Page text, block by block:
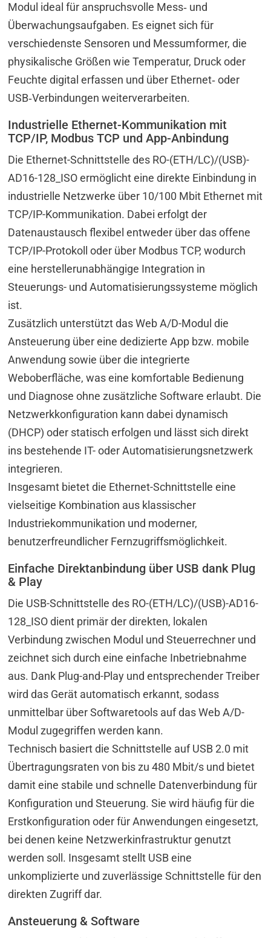
Modul ideal für anspruchsvolle Mess‑ und
Überwachungsaufgaben. Es eignet sich für
verschiedenste Sensoren und Messumformer, die
physikalische Größen wie Temperatur, Druck oder
Feuchte digital erfassen und über Ethernet‑ oder
USB‑Verbindungen weiterverarbeiten.
Industrielle Ethernet-Kommunikation mit
TCP/IP, Modbus TCP und App-Anbindung
Die Ethernet-Schnittstelle des RO-(ETH/LC)/(USB)-
AD16-128_ISO ermöglicht eine direkte Einbindung in
industrielle Netzwerke über 10/100 Mbit Ethernet mit
TCP/IP-Kommunikation. Dabei erfolgt der
Datenaustausch flexibel entweder über das offene
TCP/IP-Protokoll oder über Modbus TCP, wodurch
eine herstellerunabhängige Integration in
Steuerungs- und Automatisierungssysteme möglich
ist.
Zusätzlich unterstützt das Web A/D-Modul die
Ansteuerung über eine dedizierte App bzw. mobile
Anwendung sowie über die integrierte
Weboberfläche, was eine komfortable Bedienung
und Diagnose ohne zusätzliche Software erlaubt. Die
Netzwerkkonfiguration kann dabei dynamisch
(DHCP) oder statisch erfolgen und lässt sich direkt
ins bestehende IT- oder Automatisierungsnetzwerk
integrieren.
Insgesamt bietet die Ethernet-Schnittstelle eine
vielseitige Kombination aus klassischer
Industriekommunikation und moderner,
benutzerfreundlicher Fernzugriffsmöglichkeit.
Einfache Direktanbindung über USB dank Plug
& Play
Die USB-Schnittstelle des RO-(ETH/LC)/(USB)-AD16-
128_ISO dient primär der direkten, lokalen
Verbindung zwischen Modul und Steuerrechner und
zeichnet sich durch eine einfache Inbetriebnahme
aus. Dank Plug-and-Play und entsprechender Treiber
wird das Gerät automatisch erkannt, sodass
unmittelbar über Softwaretools auf das Web A/D-
Modul zugegriffen werden kann.
Technisch basiert die Schnittstelle auf USB 2.0 mit
Übertragungsraten von bis zu 480 Mbit/s und bietet
damit eine stabile und schnelle Datenverbindung für
Konfiguration und Steuerung. Sie wird häufig für die
Erstkonfiguration oder für Anwendungen eingesetzt,
bei denen keine Netzwerkinfrastruktur genutzt
werden soll. Insgesamt stellt USB eine
unkomplizierte und zuverlässige Schnittstelle für den
direkten Zugriff dar.
Ansteuerung & Software